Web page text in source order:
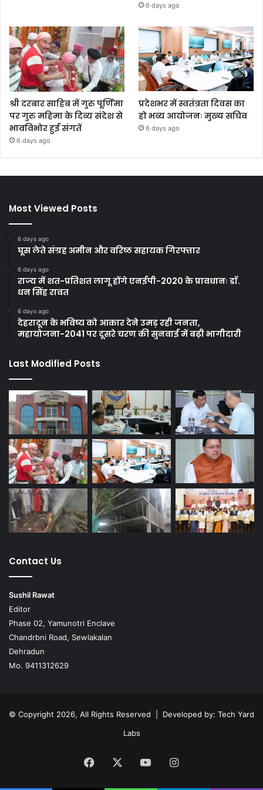
6 days ago
श्री दरबार साहिब में गुरु पूर्णिमा
पर गुरु महिमा के दिव्य संदेश से
भावविभोर हुई संगतें
6 days ago
प्रदेशभर में स्वतंत्रता दिवस का
हो भव्य आयोजनः मुख्य सचिव
6 days ago
Most Viewed Posts
6 days ago
घूस लेते संग्रह अमीन और वरिष्ठ सहायक गिरफ्तार
6 days ago
राज्य में शत-प्रतिशत लागू होंगे एनईपी-2020 के प्रावधानः डाॅ.
धन सिंह रावत
6 days ago
देहरादून के भविष्य को आकार देने उमड़ रही जनता,
महायोजना-2041 पर दूसरे चरण की सुनवाई में बढ़ी भागीदारी
Last Modified Posts
Contact Us
Sushil Rawat
Editor
Phase 02, Yamunotri Enclave
Chandrbni Road, Sewlakalan
Dehradun
Mo. 9411312629
© Copyright 2026, All Rights Reserved | Developed by: Tech Yard
Labs
Facebook YouTubeInstagram